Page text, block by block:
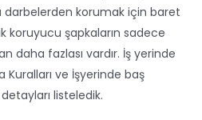
darbelerden korumak için baret
koruyucu şapkaların sadece
daha fazlası vardır. İş yerinde
Kuralları ve İşyerinde baş
listeledik.